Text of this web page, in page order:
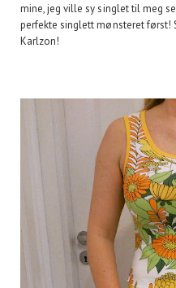
mine, jeg ville sy singlet til meg
perfekte singlett mønsteret først!
Karlzon!